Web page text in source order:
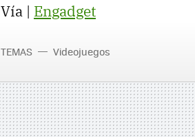
Vía | Engadget
TEMAS Videojuegos